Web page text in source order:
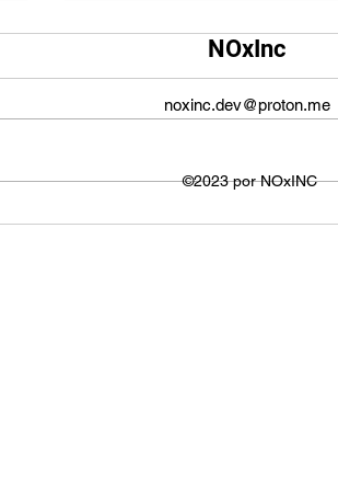
Qual é o tamanho da tela do
O tamanho da tela do YouTube
utilizada para visualizar os
NOxInc
noxinc.dev@proton.me
©2023 por NOxINC